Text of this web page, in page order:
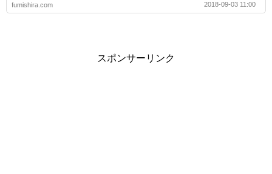
fumishira.com
2018-09-03 11:00
スポンサーリンク